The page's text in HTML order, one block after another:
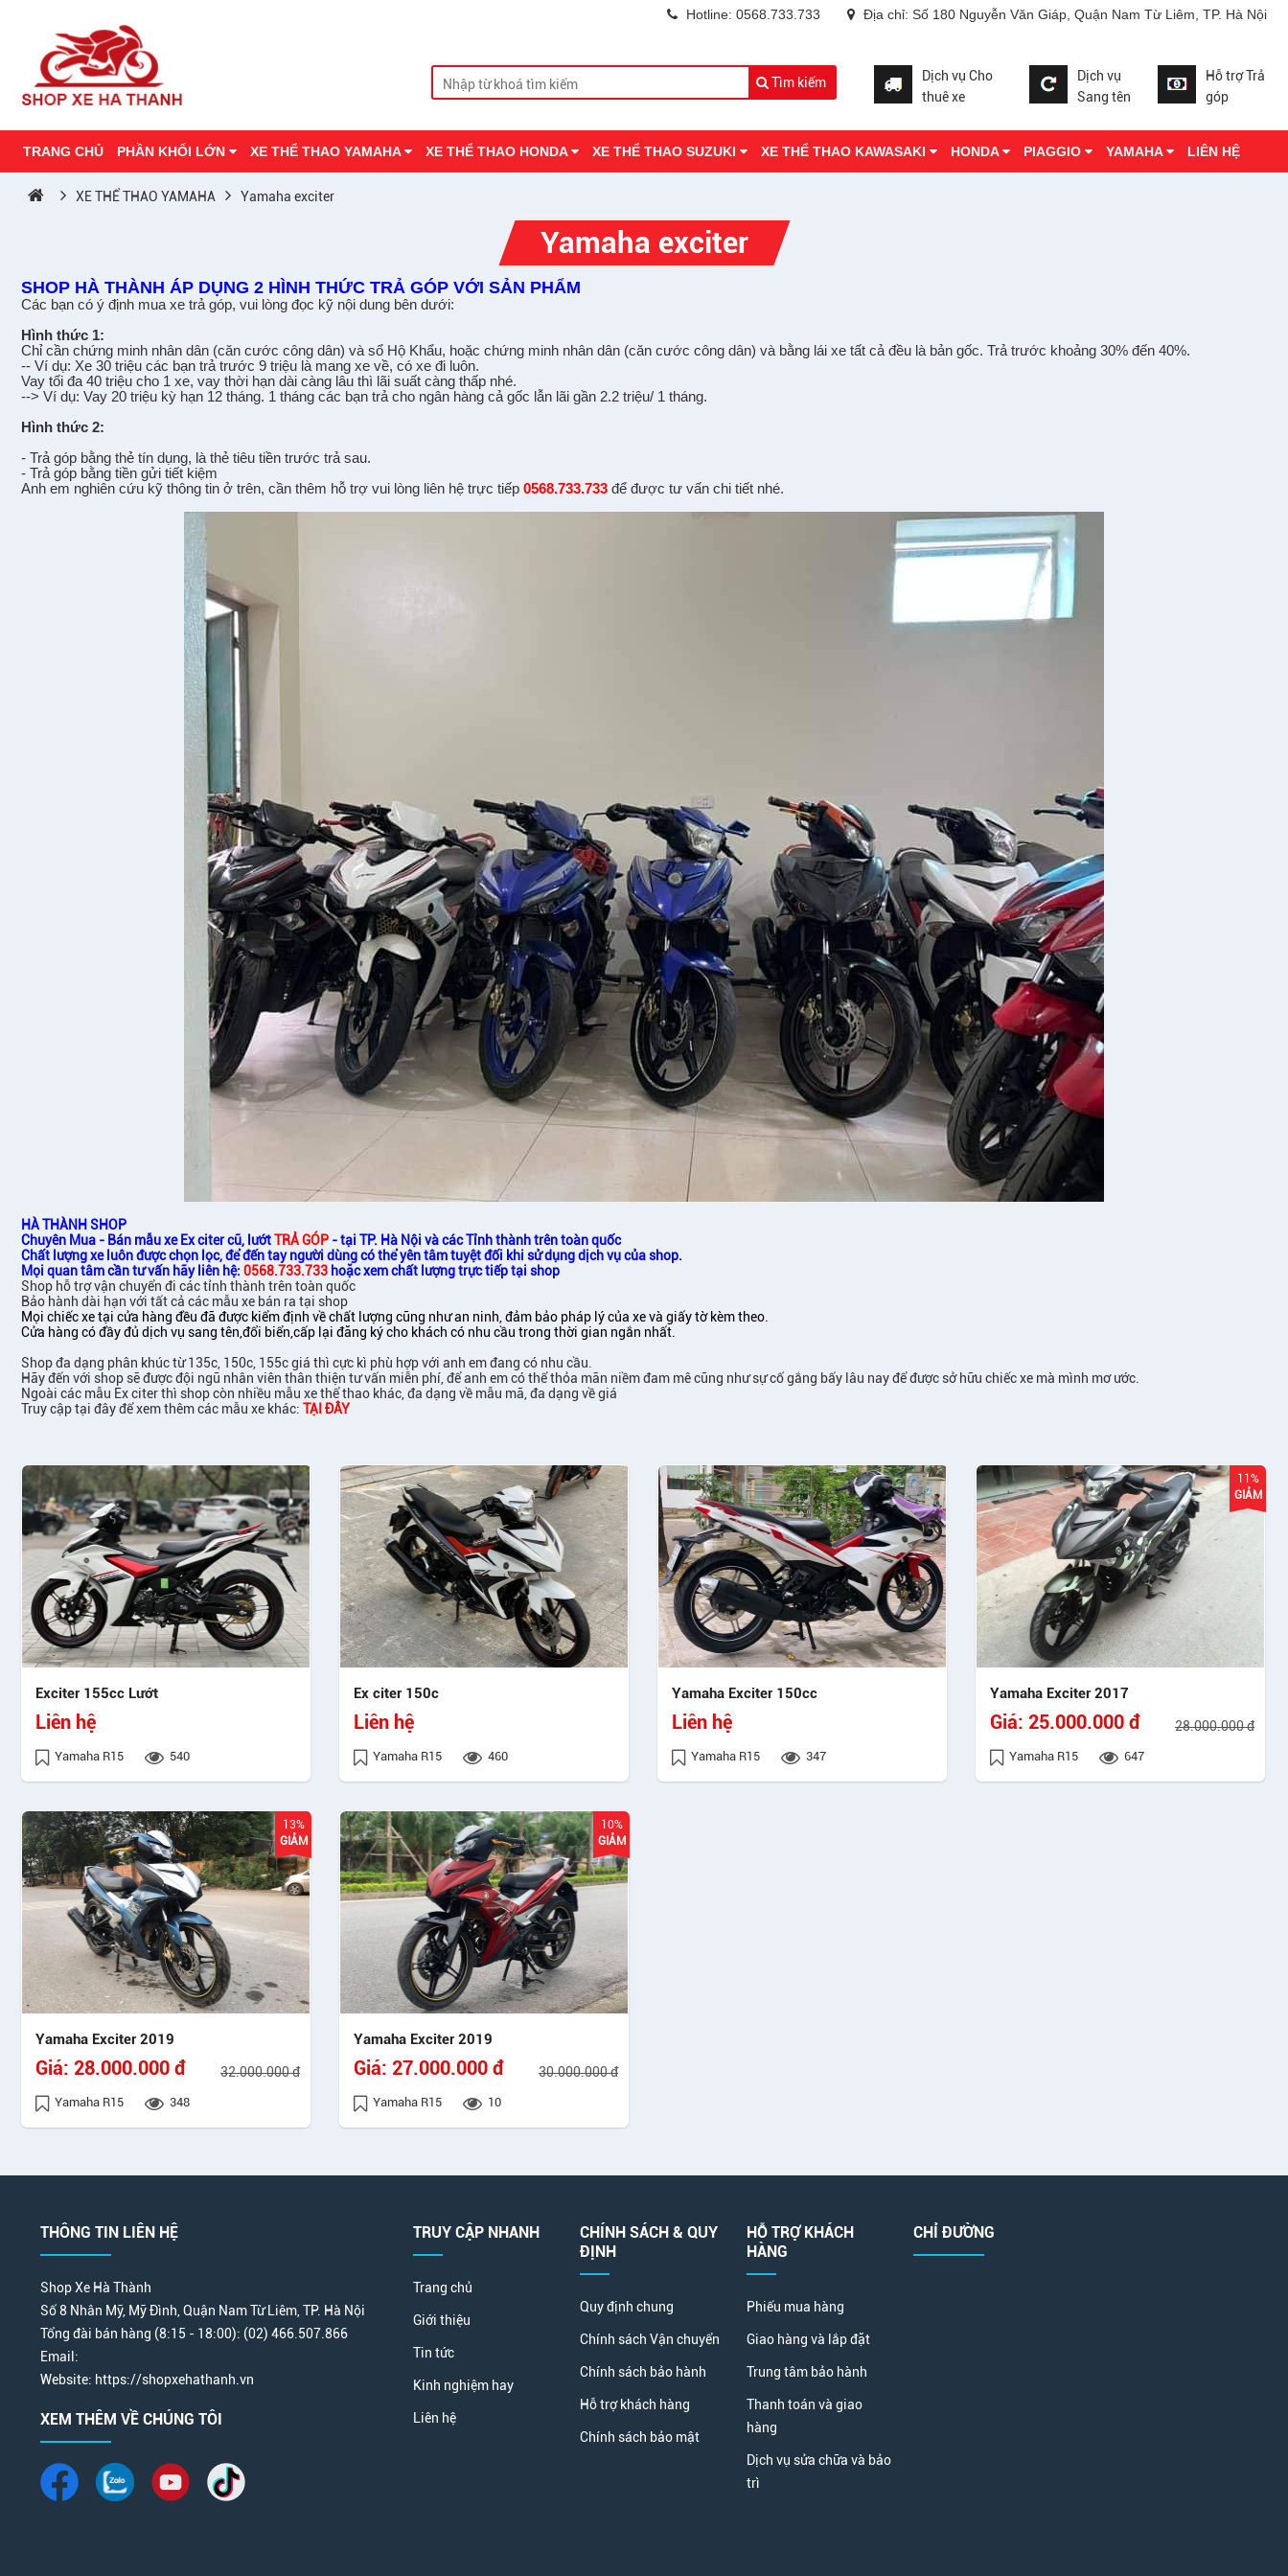
Tìm kiếm
Hotline: 0568.733.733 Địa chỉ: Số 180 Nguyễn Văn Giáp, Quận Nam Từ Liêm, TP. Hà Nội
Dịch vụ Cho
thuê xe
Dịch vụ
Sang tên
Hỗ trợ Trả
góp
TRANG CHỦ PHẦN KHỐI LỚN XE THỂ THAO YAMAHA XE THỂ THAO HONDA XE THỂ THAO SUZUKI XE THỂ THAO KAWASAKI HONDA PIAGGIO YAMAHA LIÊN HỆ
XE THỂ THAO YAMAHA Yamaha exciter
Yamaha exciter
SHOP HÀ THÀNH ÁP DỤNG 2 HÌNH THỨC TRẢ GÓP VỚI SẢN PHẨM
Các bạn có ý định mua xe trả góp, vui lòng đọc kỹ nội dung bên dưới:
Hình thức 1:
Chỉcần chứng minh nhân dân (căn cước công dân) và sổ Hộ Khẩu, hoặc chứng minh nhân dân (căn cước công dân) và bằng lái xe tất cả đều là bản gốc. Trả trước khoảng 30% đến 40%.
-- Ví dụ: Xe 30 triệu các bạn trả trước 9 triệu là mang xe về, có xe đi luôn.
Vay tối đa 40 triệu cho 1 xe, vay thời hạn dài càng lâu thì lãi suất càng thấp nhé.
--> Ví dụ: Vay 20 triệu kỳ hạn 12 tháng. 1 tháng các bạn trả cho ngân hàng cả gốc l ẫn lãi gần 2.2 triệu/ 1 tháng.
Hình thức 2:
- Trả góp bằng thẻ tín dụng, là thẻ tiêu tiền trước trả sau.
- Trả góp bằng tiền gửi tiết kiệm
Anh em nghiên cứu kỹ thông tin ở trên, cần thêm hỗ trợ vui lòng liên hệ trực tiếp 0568.733.733 để được tư vấn chi tiết nhé.
HÀ THÀNH SHOP
Chuyên Mua - Bán mẫu xe Ex citer cũ, lướtTRẢ GÓP - tại TP. Hà Nội và các Tỉnh thành trên toàn quốc
Chất lượng xe luôn được chọn lọc, để đến tay người dùng có thể yên tâm tuyệt đối khi sử dụng dịch vụ của shop.
Mọi quan tâm cần tư vấn hãy liên hệ: 0568.733.733 hoặc xem chất lượng trực tiếp tại shop
Shop hỗ trợ vận chuyển đi các tỉnh thành trên toàn quốc
Bảo hành dài hạn với tất cả các mẫu xe bán ra tại shop
Mọi chiếc xe tại cửa hàng đều đã được kiểm định về chất lượng cũng như an ninh, đảm bảo pháp lý của xe và giấy tờ kèm theo.
Cửa hàng có đầy đủ dịch vụ sang tên,đổi biển,cấp lại đăng ký cho khách có nhu cầu trong thời gian ngắn nhất.
Shop đa dạng phân khúc từ 135c, 150c, 155c giá thì cực kì phù hợp với anh em đang có nhu cầu.
Hãy đến với shop sẽ được đội ngũ nhân viên thân thiện tư vấn miễn phí, để anh em có thể thỏa mãn niềm đam mê cũng như sự cố gắng bấy lâu nay để được sở hữu chiếc xe mà mình mơ ước.
Ngoài các mẫu Ex citer thì shop còn nhiều mẫu xe thể thao khác, đa dạng về mẫu mã, đa dạng về giá
Truy cập tại đây để xem thêm các mẫu xe khác: TẠI ĐÂY
Exciter 155cc Lướt
Liên hệ
Yamaha R15 540
Ex citer 150c
Liên hệ
Yamaha R15 460
Yamaha Exciter 150cc
Liên hệ
Yamaha R15 347
11%
GIẢM
Yamaha Exciter 2017
Giá: 25.000.000 đ 28.000.000 đ
Yamaha R15 647
13%
GIẢM
Yamaha Exciter 2019
Giá: 28.000.000 đ 32.000.000 đ
Yamaha R15 348
10%
GIẢM
Yamaha Exciter 2019
Giá: 27.000.000 đ 30.000.000 đ
Yamaha R15 10
THÔNG TIN LIÊN HỆ
Shop Xe Hà Thành
Số 8 Nhân Mỹ, Mỹ Đình, Quận Nam Từ Liêm, TP. Hà Nội
Tổng đài bán hàng (8:15 - 18:00): (02) 466.507.866
Email:
Website: https://shopxehathanh.vn
XEM THÊM VỀ CHÚNG TÔI
TRUY CẬP NHANH
Trang chủ
Giới thiệu
Tin tức
Kinh nghiệm hay
Liên hệ
CHÍNH SÁCH & QUY
ĐỊNH
Quy định chung
Chính sách Vận chuyển
Chính sách bảo hành
Hỗ trợ khách hàng
Chính sách bảo mật
HỖ TRỢ KHÁCH
HÀNG
Phiếu mua hàng
Giao hàng và lắp đặt
Trung tâm bảo hành
Thanh toán và giao
hàng
Dịch vụ sửa chữa và bảo
trì
CHỈ ĐƯỜNG